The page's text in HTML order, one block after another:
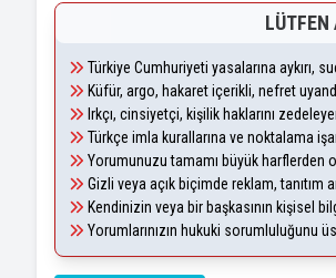
Türkiye Cumhuriyeti yasalarına aykırı,
Küfür, argo, hakaret içerikli, nefret
Irkçı, cinsiyetçi, kişilik haklarını
Türkçe imla kurallarına ve noktalama
Yorumunuzu tamamı büyük harflerden
Gizli veya açık biçimde reklam, tanıtım
Kendinizin veya bir başkasının kişisel
Yorumlarınızın hukuki sorumluluğunu